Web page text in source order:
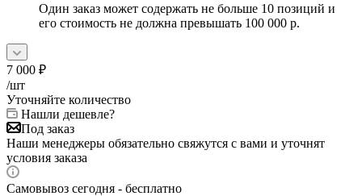
Один заказ может содержать не больше 10 позиций и
его стоимость не должна превышать 100 000 р.
7 000 ₽
/шт
Уточняйте количество
Нашли дешевле?
Под заказ
Наши менеджеры обязательно свяжутся с вами и уточнят
условия заказа
Самовывоз сегодня - бесплатно